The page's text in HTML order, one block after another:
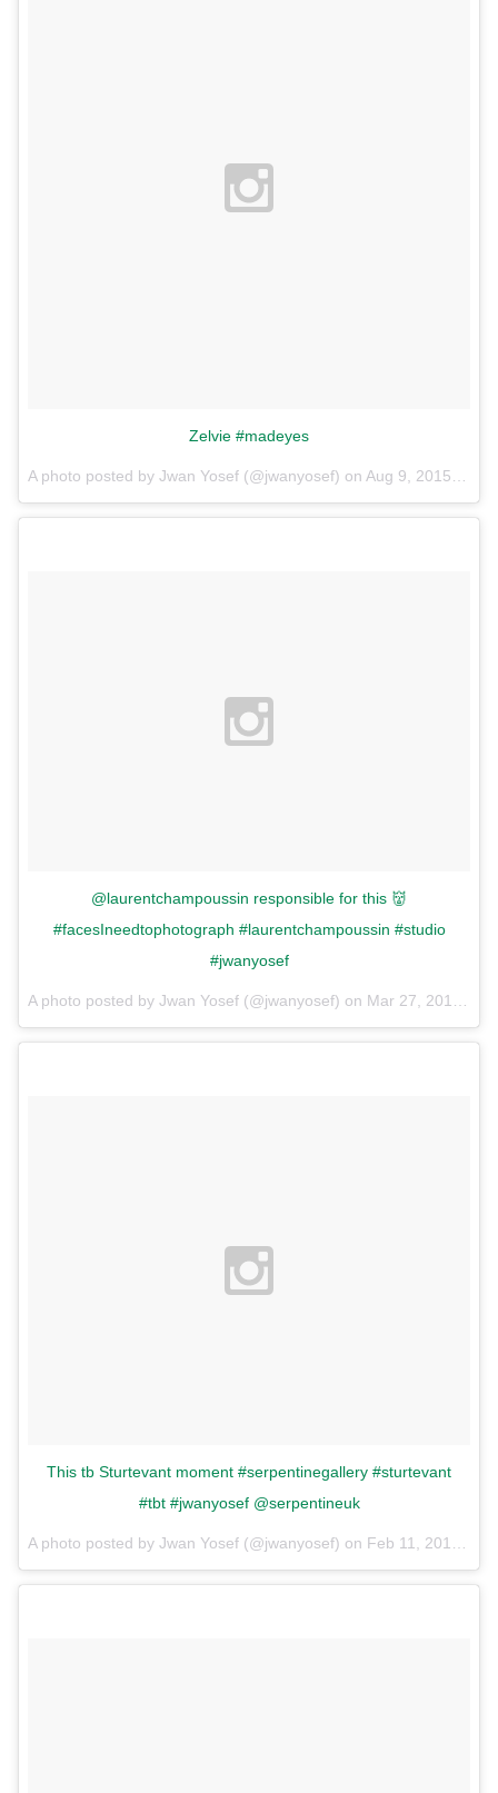
Zelvie #madeyes
A photo posted by Jwan Yosef (@jwanyosef) on Aug 9, 2015 at 1:30am PDT
@laurentchampoussin responsible for this 👹
#facesIneedtophotograph #laurentchampoussin #studio
#jwanyosef
A photo posted by Jwan Yosef (@jwanyosef) on Mar 27, 2016 at 2:03pm PDT
This tb Sturtevant moment #serpentinegallery #sturtevant
#tbt #jwanyosef @serpentineuk
A photo posted by Jwan Yosef (@jwanyosef) on Feb 11, 2016 at 4:16am PST